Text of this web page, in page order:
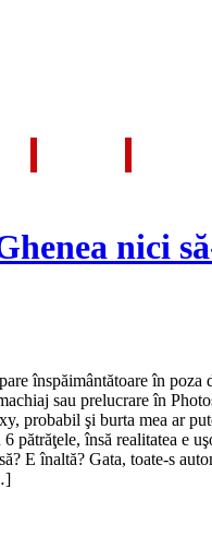
nici
înspăimântătoare în poza
sau prelucrare în
probabil şi burta mea ar
pătrăţele, însă realitatea e
E înaltă? Gata, toate-s